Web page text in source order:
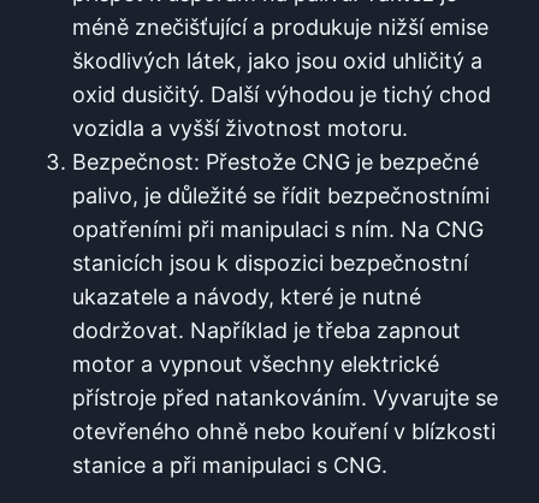
méně znečišťující a produkuje nižší emise
škodlivých látek, jako jsou oxid uhličitý a
oxid dusičitý. Další výhodou je tichý chod
vozidla a vyšší životnost motoru.
Bezpečnost: Přestože CNG je bezpečné
palivo, je důležité se řídit bezpečnostními
opatřeními při manipulaci s ním. Na CNG
stanicích jsou k dispozici bezpečnostní
ukazatele a návody, které je nutné
dodržovat. Například je třeba zapnout
motor a vypnout všechny elektrické
přístroje před natankováním. Vyvarujte se
otevřeného ohně nebo kouření v blízkosti
stanice a při manipulaci s CNG.